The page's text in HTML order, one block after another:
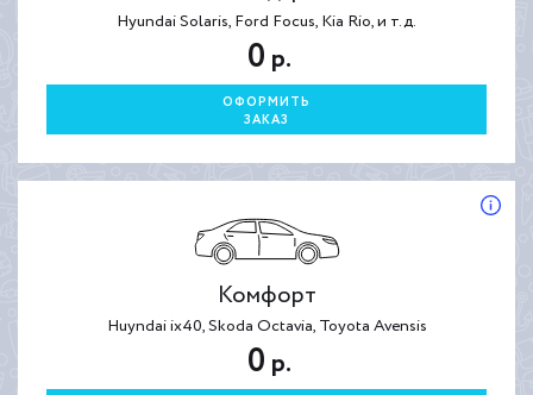
Hyundai Solaris, Ford Focus, Kia Rio, и т.д.
0 р.
ОФОРМИТЬ
ЗАКАЗ
Комфорт
Huyndai ix40, Skoda Octavia, Toyota Avensis
0 р.